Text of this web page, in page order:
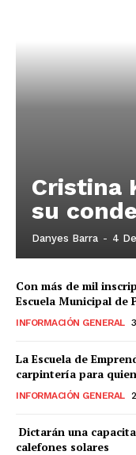
Cristina
su
Danyes Barra - 4
Con más de mil
Escuela Municipal de
INFORMACIÓN GENERAL
La Escuela de
carpintería para
INFORMACIÓN GENERAL
Dictarán una
calefones solares